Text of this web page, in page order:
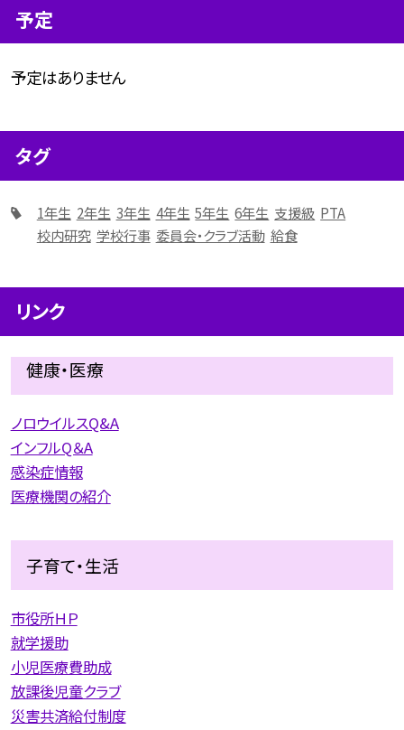
予定
予定はありません
タグ
1年生 2年生 3年生 4年生 5年生 6年生 支援級 PTA
校内研究 学校行事 委員会・クラブ活動 給食
リンク
健康・医療
ノロウイルスQ&A
インフルQ＆A
感染症情報
医療機関の紹介
子育て・生活
市役所ＨＰ
就学援助
小児医療費助成
放課後児童クラブ
災害共済給付制度